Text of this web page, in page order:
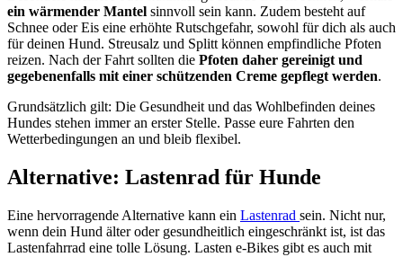
ein wärmender Mantel sinnvoll sein kann. Zudem besteht auf
Schnee oder Eis eine erhöhte Rutschgefahr, sowohl für dich als auch
für deinen Hund. Streusalz und Splitt können empfindliche Pfoten
reizen. Nach der Fahrt sollten die Pfoten daher gereinigt und
gegebenenfalls mit einer schützenden Creme gepflegt werden.
Grundsätzlich gilt: Die Gesundheit und das Wohlbefinden deines
Hundes stehen immer an erster Stelle. Passe eure Fahrten den
Wetterbedingungen an und bleib flexibel.
Alternative: Lastenrad für Hunde
Eine hervorragende Alternative kann ein Lastenrad sein. Nicht nur,
wenn dein Hund älter oder gesundheitlich eingeschränkt ist, ist das
Lastenfahrrad eine tolle Lösung. Lasten e-Bikes gibt es auch mit